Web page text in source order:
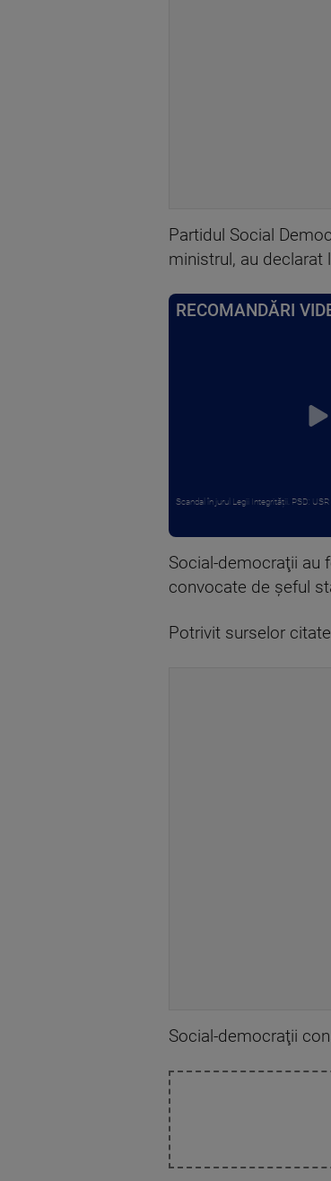
Partidul Social
ministrul, au declarat
RECOMANDĂRI
Scandal în jurul Legii Integrității. PSD:
Social-democraţii au
convocate de şeful
Potrivit surselor
Social-democraţii